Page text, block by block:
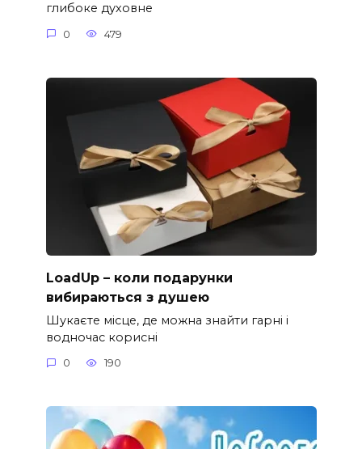
глибоке духовне
0 479
LoadUp – коли подарунки
вибираються з душею
Шукаєте місце, де можна знайти гарні і
водночас корисні
0 190